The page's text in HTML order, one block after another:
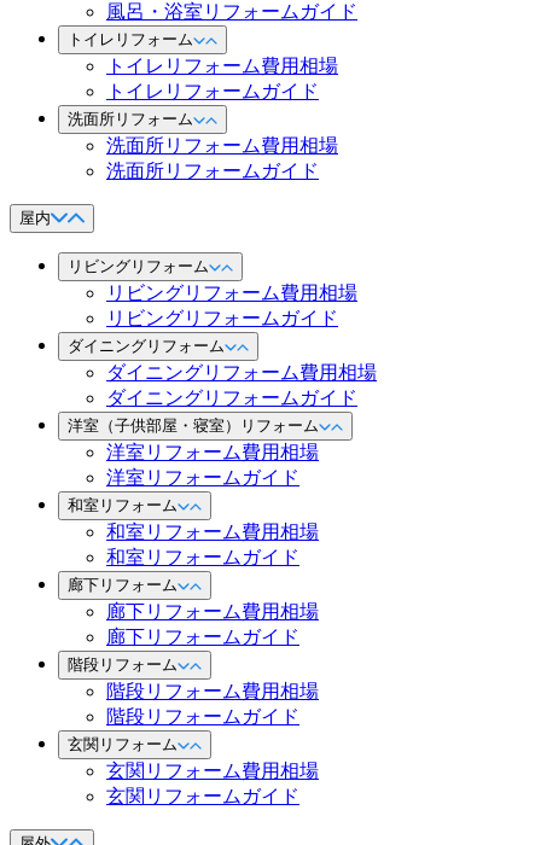
風呂・浴室リフォームガイド
トイレリフォーム
トイレリフォーム費用相場
トイレリフォームガイド
洗面所リフォーム
洗面所リフォーム費用相場
洗面所リフォームガイド
屋内
リビングリフォーム
リビングリフォーム費用相場
リビングリフォームガイド
ダイニングリフォーム
ダイニングリフォーム費用相場
ダイニングリフォームガイド
洋室（子供部屋・寝室）リフォーム
洋室リフォーム費用相場
洋室リフォームガイド
和室リフォーム
和室リフォーム費用相場
和室リフォームガイド
廊下リフォーム
廊下リフォーム費用相場
廊下リフォームガイド
階段リフォーム
階段リフォーム費用相場
階段リフォームガイド
玄関リフォーム
玄関リフォーム費用相場
玄関リフォームガイド